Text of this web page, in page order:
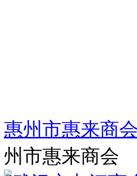
惠州市惠来商
州市惠来商会